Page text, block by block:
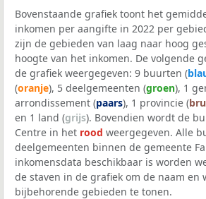
Bovenstaande grafiek toont het
inkomen per aangifte in 2022 per
zijn de gebieden van laag naar hoog
hoogte van het inkomen. De volgende
de grafiek weergegeven: 9 buurten (
(oranje), 5 deelgemeenten (groen), 1
arrondissement (paars), 1 provincie (
en 1 land (grijs). Bovendien wordt de
Centre in het rood weergegeven. Alle
deelgemeenten binnen de gemeente
inkomensdata beschikbaar is worden
de staven in de grafiek om de naam en
bijbehorende gebieden te tonen.